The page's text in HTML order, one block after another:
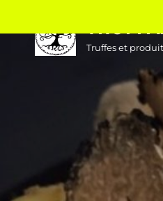
content
Truffes et